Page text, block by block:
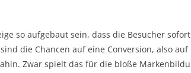
so aufgebaut sein, dass die Besucher
die Chancen auf eine Conversion, also
Zwar spielt das für die bloße